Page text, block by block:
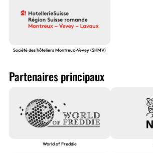
Société des hôteliers Montreux-Vevey (SHMV)
Partenaires principaux
World of Freddie